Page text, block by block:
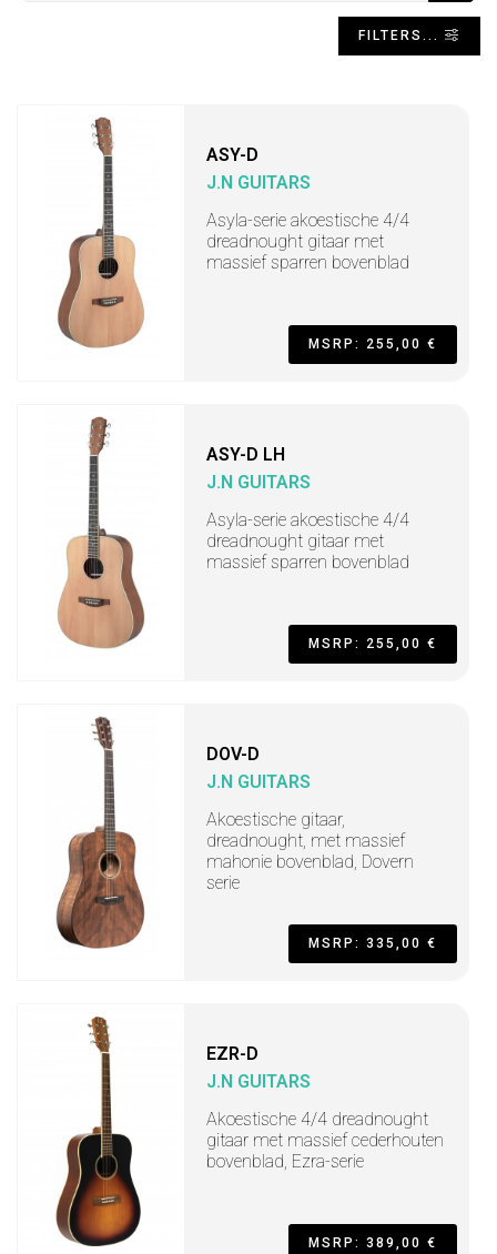
FILTERS...
ASY-D
J.N GUITARS
Asyla-serie akoestische 4/4
dreadnought gitaar met
massief sparren bovenblad
MSRP: 255,00 €
ASY-D LH
J.N GUITARS
Asyla-serie akoestische 4/4
dreadnought gitaar met
massief sparren bovenblad
MSRP: 255,00 €
DOV-D
J.N GUITARS
Akoestische gitaar,
dreadnought, met massief
mahonie bovenblad, Dovern
serie
MSRP: 335,00 €
EZR-D
J.N GUITARS
Akoestische 4/4 dreadnought
gitaar met massief cederhouten
bovenblad, Ezra-serie
MSRP: 389,00 €